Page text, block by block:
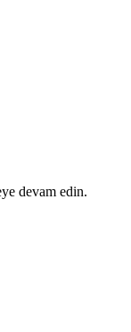
devam edin.